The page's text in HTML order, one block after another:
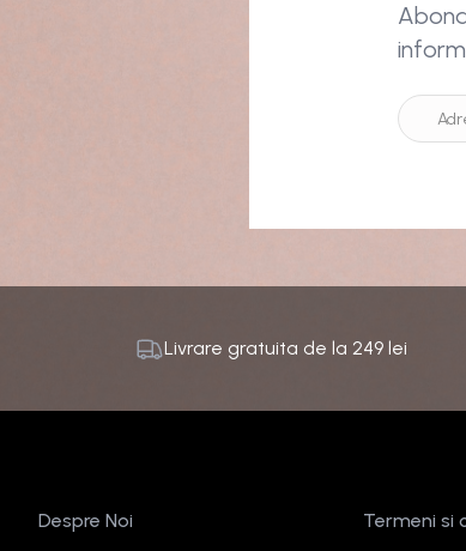
Livrare gratuita de la249 lei
Despre Noi Termeni si